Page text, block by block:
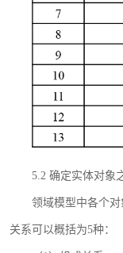
5.2 确定实体对象
领域模型中各个
关系可以概括为5种：